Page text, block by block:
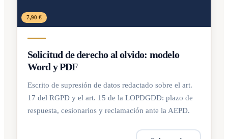
7,90 €
Solicitud de derecho al olvido: modelo
Word y PDF
Escrito de supresión de datos redactado sobre el art.
17 del RGPD y el art. 15 de la LOPDGDD: plazo de
respuesta, cesionarios y reclamación ante la AEPD.